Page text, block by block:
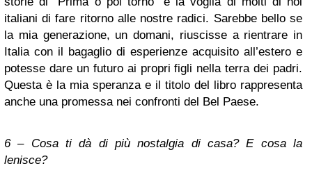
italiani di fare ritorno alle nostre radici. Sarebbe bello se
la mia generazione, un domani, riuscisse a rientrare in
Italia con il bagaglio di esperienze acquisito all’estero e
potesse dare un futuro ai propri figli nella terra dei padri.
Questa è la mia speranza e il titolo del libro rappresenta
anche una promessa nei confronti del Bel Paese.
6 – Cosa ti dà di più nostalgia di casa? E cosa la
lenisce?